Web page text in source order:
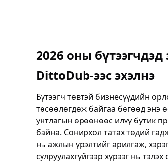
2026 оны
DittoDub-ээс эхэлнэ
Бүтээгч төвтэй бизнесүүдийн
төсөөлөгдөж байгаа бөгөөд энэ
унтлагын өрөөнөөс илүү бутик
байна. Сонирхол татах төдий
нь ажлын үрэлтийг арилгаж,
сулруулахгүйгээр хүрээг нь